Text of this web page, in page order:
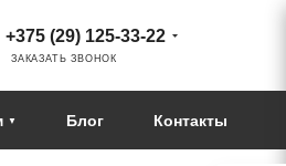
+375 (29) 125-33-22
ЗАКАЗАТЬ ЗВОНОК
Блог Контакты